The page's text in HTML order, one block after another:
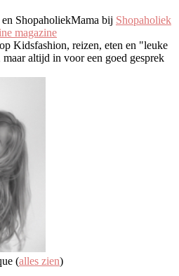
ShopaholiekMama bij Shopaholiek
magazine
Kidsfashion, reizen, eten en "leuke
altijd in voor een goed gesprek
(alles zien)